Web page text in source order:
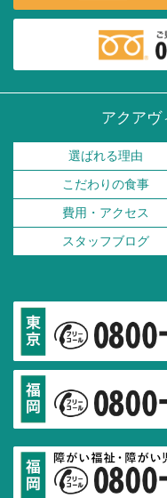
アクアヴ
選ばれる理由
こだわりの食事
費用・アクセス
スタッフブログ